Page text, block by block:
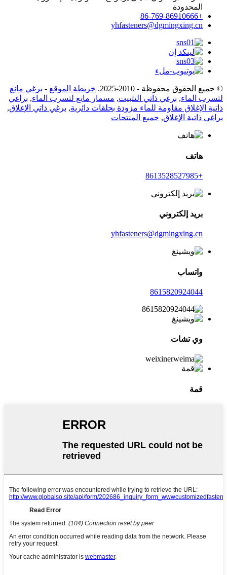
المحدودة
+86-769-86910666
yhfasteners@dgmingxing.cn
© جميع الحقوق محفوظة - 2010-2025. خريطة الموقع - برغي مانع
لتسرب الماء, برغي ذاتي التثبيت, مسمار مانع لتسرب الماء, براغي
ذاتية الإغلاق مقاومة للماء مزودة بحلقات دائرية, برغي ذاتي الإغلاق,
براغي ذاتية الإغلاق, جميع المنتجات
هاتف
+8613528527985
بريد إلكتروني
yhfasteners@dgmingxing.cn
واتساب
8615820924044
وي تشات
قمة